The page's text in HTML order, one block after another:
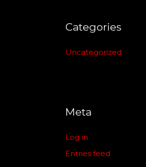
Categories
Uncategorized
Meta
Log in
Entries feed